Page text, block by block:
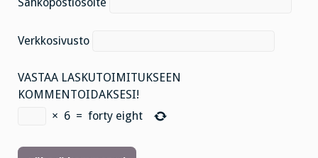
Verkkosivusto
VASTAA LASKUTOIMITUKSEEN
KOMMENTOIDAKSESI!
× 6 = forty eight